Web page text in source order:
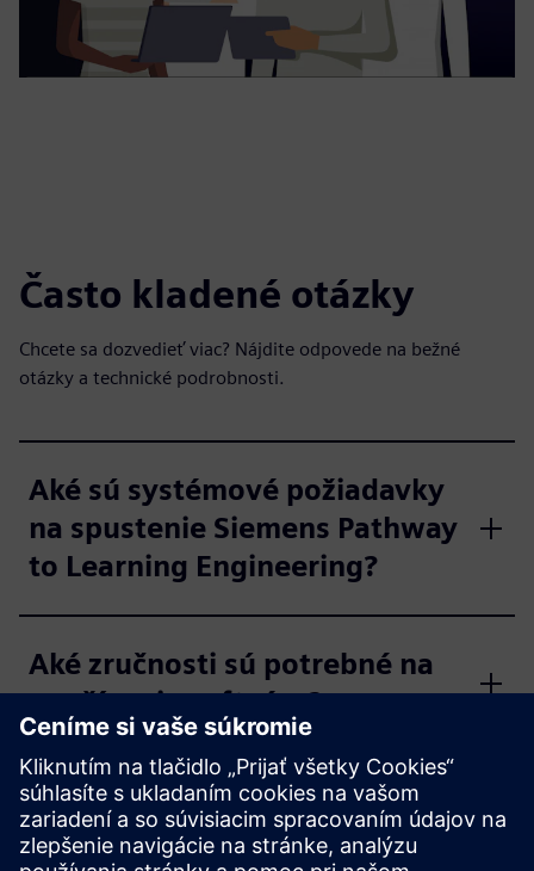
Často kladené otázky
Chcete sa dozvedieť viac? Nájdite odpovede na bežné
otázky a technické podrobnosti.
Aké sú systémové požiadavky
na spustenie Siemens Pathway
to Learning Engineering?
Aké zručnosti sú potrebné na
používanie softvéru?
Aké školenie pre profesionálny
rozvoj je k dispozícii?